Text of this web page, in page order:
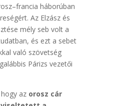
háborúban
Az Elzász és
mély seb volt a
és ezt a sebet
való szövetség
Párizs vezetői
az orosz cár